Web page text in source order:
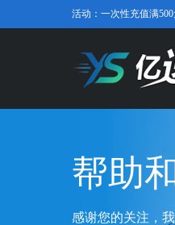
活动：一次性充值满
帮助
感谢您的关注，